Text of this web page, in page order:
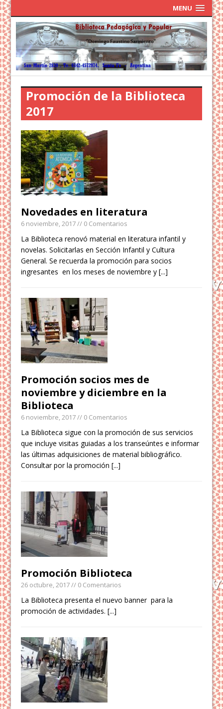
MENU
Promoción de la Biblioteca
2017
Novedades en literatura
6 noviembre, 2017// 0 Comentarios
La Biblioteca renovó material en literatura infantil y
novelas. Solicitarlas en Sección Infantil y Cultura
General. Se recuerda la promoción para socios
ingresantes en los meses de noviembre y[...]
Promoción socios mes de
noviembre y diciembre en la
Biblioteca
6 noviembre, 2017// 0 Comentarios
La Biblioteca sigue con la promoción de sus servicios
que incluye visitas guiadas a los transeúntes e informar
las últimas adquisiciones de material bibliográfico.
Consultar por la promoción[...]
Promoción Biblioteca
26 octubre, 2017// 0 Comentarios
La Biblioteca presenta el nuevo banner para la
promoción de actividades.[...]